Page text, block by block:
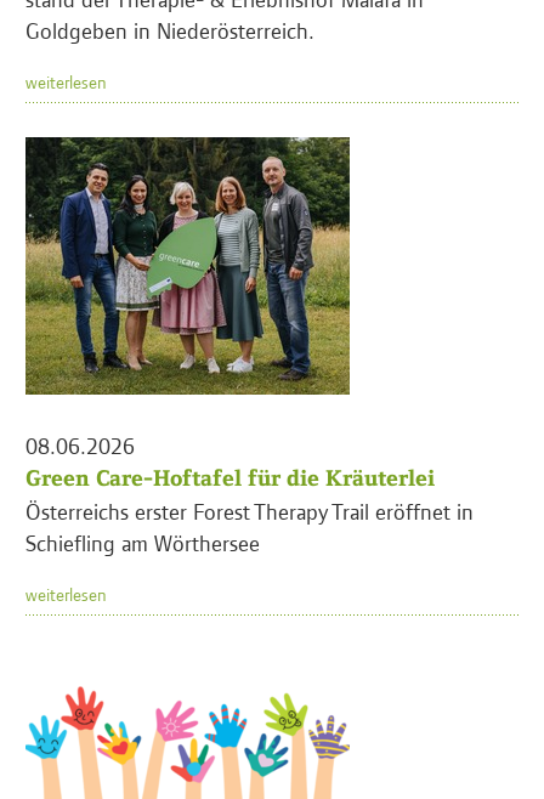
Goldgeben in Niederösterreich.
weiterlesen
08.06.2026
Green Care-Hoftafel für die Kräuterlei
Österreichs erster Forest Therapy Trail eröffnet in
Schiefling am Wörthersee
weiterlesen